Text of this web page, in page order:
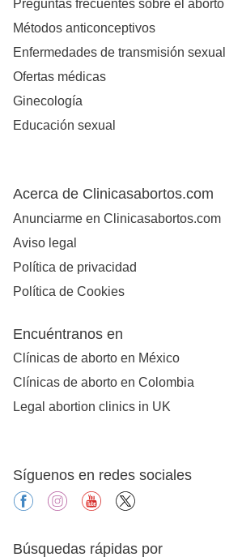
Preguntas frecuentes sobre el aborto
Métodos anticonceptivos
Enfermedades de transmisión sexual
Ofertas médicas
Ginecología
Educación sexual
Acerca de Clinicasabortos.com
Anunciarme en Clinicasabortos.com
Aviso legal
Política de privacidad
Política de Cookies
Encuéntranos en
Clínicas de aborto en México
Clínicas de aborto en Colombia
Legal abortion clinics in UK
Síguenos en redes sociales
facebookinstagramyoutube
Búsquedas rápidas por